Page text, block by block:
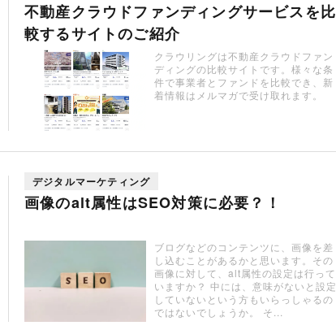
不動産クラウドファンディングサービスを比
較するサイトのご紹介
クラウリングは不動産クラウドファン
ディングの比較サイトです。様々な条
件で事業者とファンドを比較でき、新
着情報はメルマガで受け取れます。
デジタルマーケティング
画像のalt属性はSEO対策に必要？！
ブログなどのコンテンツに、画像を差
し込むことがあるかと思います。その
画像に対して、alt属性の設定は行って
いますか？ 中には、意味がないと設定
していないという方もいらっしゃるの
ではないでしょうか。 そ...